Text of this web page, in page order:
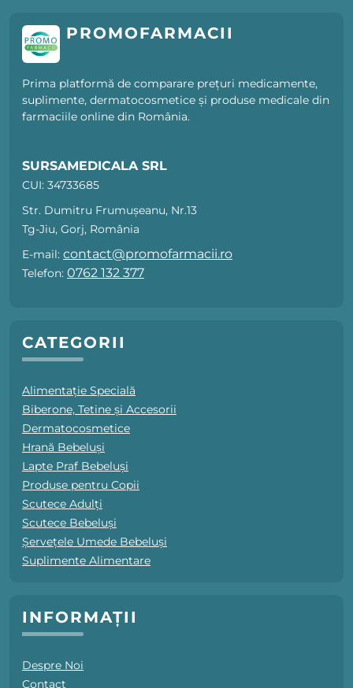
PROMOFARMACII
Prima platformă de comparare prețuri medicamente,
suplimente, dermatocosmetice și produse medicale din
farmaciile online din România.
SURSAMEDICALA SRL
CUI: 34733685
Str. Dumitru Frumușeanu, Nr.13
Tg-Jiu, Gorj, România
E-mail: contact@promofarmacii.ro
Telefon: 0762 132 377
CATEGORII
Alimentație Specială
Biberone, Tetine și Accesorii
Dermatocosmetice
Hrană Bebeluși
Lapte Praf Bebeluși
Produse pentru Copii
Scutece Adulți
Scutece Bebeluși
Șervețele Umede Bebeluși
Suplimente Alimentare
INFORMAȚII
Despre Noi
Contact